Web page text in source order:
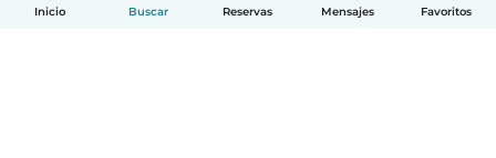
Inicio Buscar Reservas Mensajes Favoritos